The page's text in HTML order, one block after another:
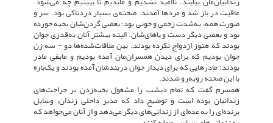
عاقبت در باز شد و مردها آمدند. صحنه‌ی بسیار دردناکی بود. سر و
صورت همه، به‌شدت زخمی و خونی بود؛ بعضی گردن‌شان بخیه خورده
بود و بعضی دیگر دست و پاهای‌شان. البته بیشتر آنان به‌قدری جوان
بودند که هنوز ازدواج نکرده بودند. بین ملاقات‌شده‌ها دو - سه زن
جوان بودیم که برای دیدن همسران‌مان آمده بودیم و مابقی مادر
بودند؛ مادرهایی که برای دیدار جوان دربندشان آمده بودند و یک‌باره
با این صحنه روبه‌رو شدند.
همسرم گفت که تمام دیشب را مشغول بخیه‌زدن بر جراحت‌های
زندانیان بوده است و توضیح داد که مدیر داخلی زندان، وسایل
برنده‌ای را به عده‌ای از زندانی‌های دیگر می‌دهد و از آنان می‌خواهد که